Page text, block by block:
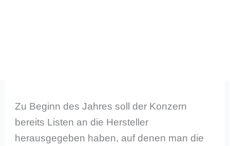
Zu Beginn des Jahres soll der Konzern
bereits Listen an die Hersteller
herausgegeben haben, auf denen man die